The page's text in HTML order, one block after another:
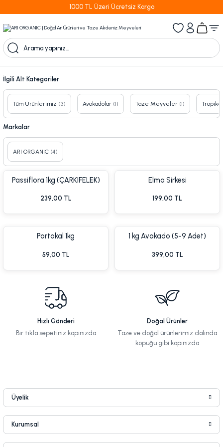
1000 TL Üzeri Ücretsiz Kargo
İlgili Alt Kategoriler
Tüm Ürünlerimiz (3) Avokadolar (1) Taze Meyveler (1)
Markalar
ARI ORGANIC (4)
Passiflora 1kg (ÇARKIFELEK)
239,00 TL
Elma Sirkesi
199,00 TL
Portakal 1kg
59,00 TL
1 kg Avokado (5-9 Adet)
399,00 TL
Hızlı Gönderi
Bir tıkla sepetiniz kapınızda
Doğal Ürünler
Taze ve doğal ürünlerimiz dalında
kopuğu gibi kapınızda
Üyelik
Kurumsal